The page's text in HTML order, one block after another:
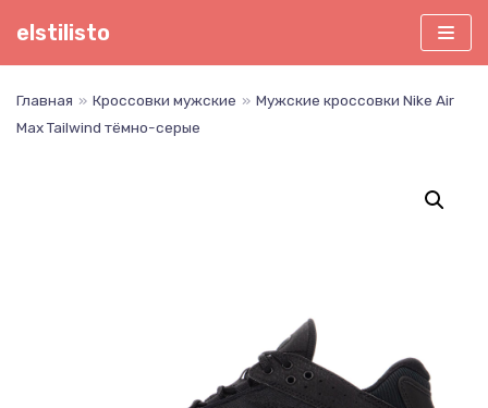
Перейти
elstilisto
Главная » Кроссовки мужские » Мужские кроссовки Nike Air
Max Tailwind тёмно-серые